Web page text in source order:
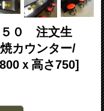
５０ 注文生
カウンター/
ｘ高さ750]